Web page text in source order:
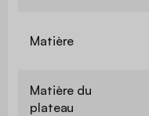
Matière
Matière du
plateau